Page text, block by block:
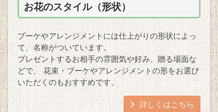
お花のスタイル（形状）
ブーケやアレンジメントには仕上がりの形状によっ
て、名称がついています。
プレゼントするお相手の雰囲気や好み、贈る場面な
どで、 花束・ブーケやアレンジメントの形をお選び
いただくのもおすすめです。
詳しくはこちら